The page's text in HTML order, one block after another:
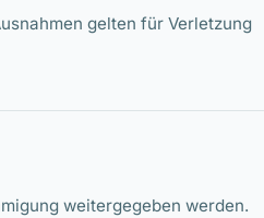
gelten für Verletzung
weitergegeben werden.